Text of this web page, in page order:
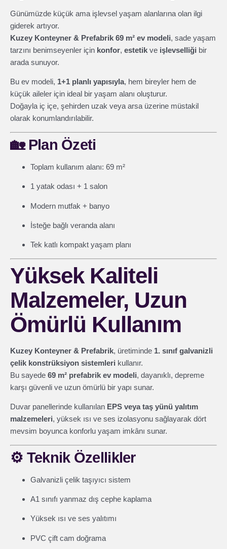
Günümüzde küçük ama işlevsel yaşam alanlarına olan ilgi
giderek artıyor.
Kuzey Konteyner & Prefabrik 69 m² ev modeli, sade yaşam
tarzını benimseyenler için konfor, estetik ve işlevselliği bir
arada sunuyor.
Bu ev modeli, 1+1 planlı yapısıyla, hem bireyler hem de
küçük aileler için ideal bir yaşam alanı oluşturur.
Doğayla iç içe, şehirden uzak veya arsa üzerine müstakil
olarak konumlandırılabilir.
🏡 Plan Özeti
Toplam kullanım alanı: 69 m²
1 yatak odası + 1 salon
Modern mutfak + banyo
İsteğe bağlı veranda alanı
Tek katlı kompakt yaşam planı
Yüksek Kaliteli
Malzemeler, Uzun
Ömürlü Kullanım
Kuzey Konteyner & Prefabrik, üretiminde 1. sınıf galvanizli
çelik konstrüksiyon sistemleri kullanır.
Bu sayede 69 m² prefabrik ev modeli, dayanıklı, depreme
karşı güvenli ve uzun ömürlü bir yapı sunar.
Duvar panellerinde kullanılan EPS veya taş yünü yalıtım
malzemeleri, yüksek ısı ve ses izolasyonu sağlayarak dört
mevsim boyunca konforlu yaşam imkânı sunar.
⚙️ Teknik Özellikler
Galvanizli çelik taşıyıcı sistem
A1 sınıfı yanmaz dış cephe kaplama
Yüksek ısı ve ses yalıtımı
PVC çift cam doğrama